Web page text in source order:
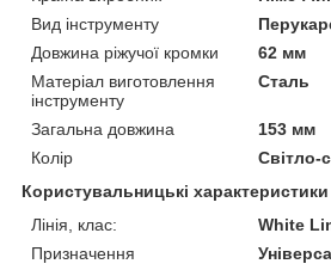
Вид інструменту
Довжина ріжучої кромки
62 мм
Матеріал виготовлення
інструменту
Сталь
Загальна довжина
153 мм
Колір
Світло-
Користувальницькі характеристики
Лінія, клас:
White
Призначення